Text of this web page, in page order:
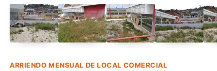
ARRIENDO MENSUAL DE LOCAL COMERCIAL